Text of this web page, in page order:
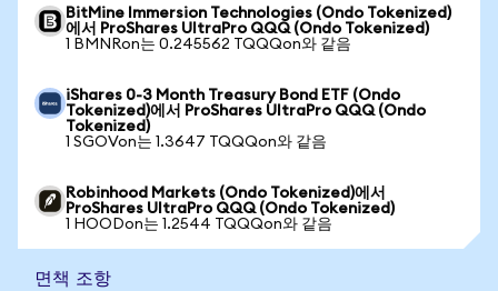
BitMine Immersion Technologies (Ondo Tokenized)
에서 ProShares UltraPro QQQ (Ondo Tokenized)
1 BMNRon는 0.245562 TQQQon와 같음
iShares 0-3 Month Treasury Bond ETF (Ondo
Tokenized)에서 ProShares UltraPro QQQ (Ondo
Tokenized)
1 SGOVon는 1.3647 TQQQon와 같음
Robinhood Markets (Ondo Tokenized)에서
ProShares UltraPro QQQ (Ondo Tokenized)
1 HOODon는 1.2544 TQQQon와 같음
면책 조항